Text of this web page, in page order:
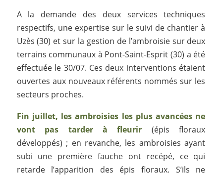
A la demande des deux services techniques
respectifs, une expertise sur le suivi de chantier à
Uzès (30) et sur la gestion de l’ambroisie sur deux
terrains communaux à Pont-Saint-Esprit (30) a été
effectuée le 30/07. Ces deux interventions étaient
ouvertes aux nouveaux référents nommés sur les
secteurs proches.
Fin juillet, les ambroisies les plus avancées ne
vont pas tarder à fleurir (épis floraux
développés) ; en revanche, les ambroisies ayant
subi une première fauche ont recépé, ce qui
retarde l’apparition des épis floraux. S’ils ne